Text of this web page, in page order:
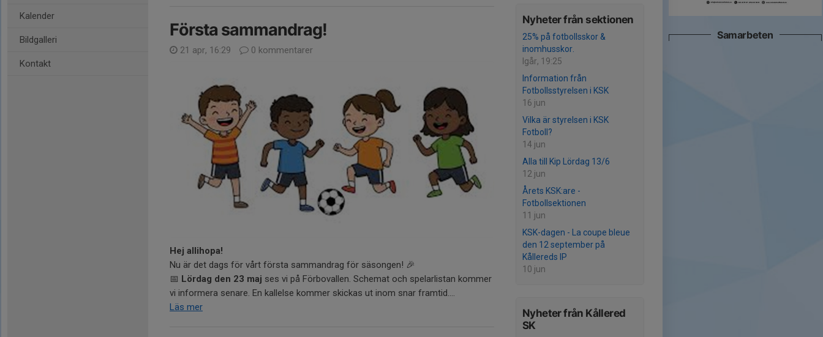
Kalender
Bildgalleri
Kontakt
Nyheter från sektionen
25% på fotbollsskor &
inomhusskor.
Igår, 19:25
Information från
Fotbollsstyrelsen i KSK
16 jun
Vilka är styrelsen i KSK
Fotboll?
14 jun
Alla till Kip Lördag 13/6
12 jun
Årets KSK:are -
Fotbollsektionen
11 jun
KSK-dagen - La coupe bleue
den 12 september på
Kållereds IP
10 jun
Nyheter från Kållered
SK
Första sammandrag!
21 apr, 16:29 0 kommentarer
Hej allihopa!
Nu är det dags för vårt första sammandrag för säsongen! 🎉
📅 Lördag den 23 maj ses vi på Förbovallen. Schemat och spelarlistan kommer
vi informera senare. En kallelse kommer skickas ut inom snar framtid....
Läs mer
Samarbeten